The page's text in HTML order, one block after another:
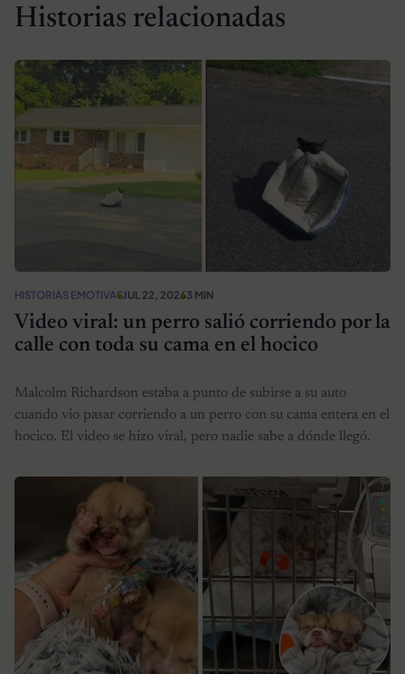
Historias relacionadas
HISTORIAS EMOTIVASJUL 22, 20263 MIN
Video viral: un perro salió corriendo por la
calle con toda su cama en el hocico
Malcolm Richardson estaba a punto de subirse a su auto
cuando vio pasar corriendo a un perro con su cama entera en el
hocico. El video se hizo viral, pero nadie sabe a dónde llegó.